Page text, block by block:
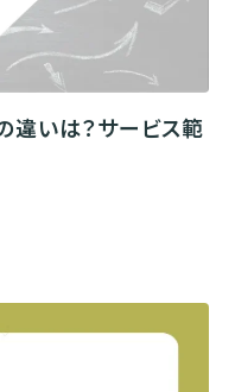
いは？サービス範